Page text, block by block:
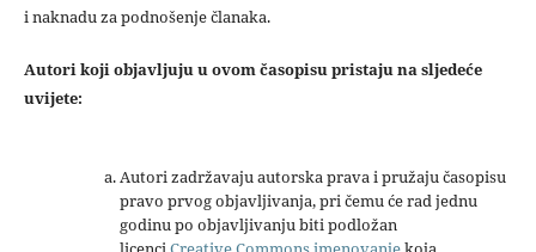
i naknadu za podnošenje članaka.
Autori koji objavljuju u ovom časopisu pristaju na sljedeće
uvijete:
Autori zadržavaju autorska prava i pružaju časopisu
pravo prvog objavljivanja, pri čemu će rad jednu
godinu po objavljivanju biti podložan